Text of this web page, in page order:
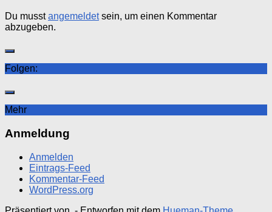
Du musstangemeldetsein, um einen Kommentar
abzugeben.
Folgen:
Mehr
Anmeldung
Anmelden
Eintrags-Feed
Kommentar-Feed
WordPress.org